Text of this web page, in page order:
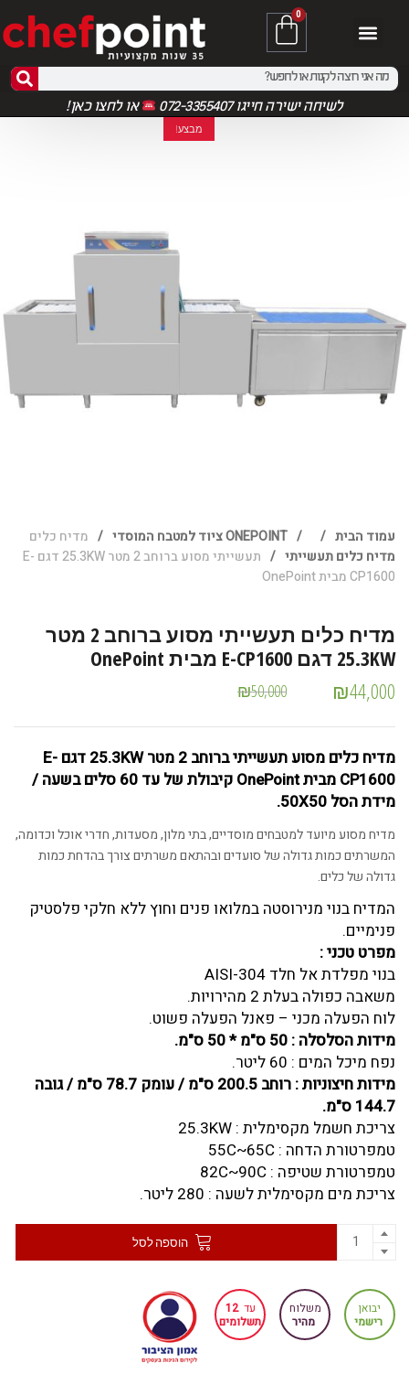
0
לשיחה ישירה חייגו 072-3355407 אולחצו כאן!
מבצע!
עמוד הבית /
/ ONEPOINT ציוד למטבח המוסדי
/
מדיח כלים תעשייתי /
מדיח כלים
תעשייתי מסוע ברוחב 2 מטר 25.3KW דגם E-
CP1600 מבית OnePoint
מדיח כלים תעשייתי מסוע ברוחב 2 מטר
25.3KW דגם E-CP1600 מבית OnePoint
₪50,000 ₪44,000
מדיח כלים מסוע תעשייתי ברוחב 2 מטר 25.3KW דגם E-
CP1600 מבית OnePoint קיבולת של עד 60 סלים בשעה /
מידת הסל 50X50.
מדיח מסוע מיועד למטבחים מוסדיים, בתי מלון, מסעדות, חדרי אוכל וכדומה,
המשרתים כמות גדולה של סועדים ובהתאם משרתים צורך בהדחת כמות
גדולה של כלים.
המדיח בנוי מנירוסטה במלואו פנים וחוץ ללא חלקי פלסטיק
פנימיים.
מפרט טכני :
בנוי מפלדת אל חלד AISI-304
משאבה כפולה בעלת 2 מהירויות.
לוח הפעלה מכני – פאנל הפעלה פשוט.
מידות הסלסלה : 50 ס"מ * 50 ס"מ.
נפח מיכל המים : 60 ליטר.
מידות חיצוניות : רוחב 200.5 ס"מ / עומק 78.7 ס"מ / גובה
144.7 ס"מ.
צריכת חשמל מקסימלית : 25.3KW
טמפרטורת הדחה : 55C~65C
טמפרטורת שטיפה : 82C~90C
צריכת מים מקסימלית לשעה : 280 ליטר.
הוספה לסל
יבואן
רישמי
משלוח
מהיר
עד 12
תשלומים